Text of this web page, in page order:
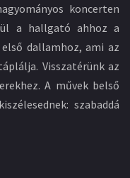
koncerten
a hallgató ahhoz a
dallamhoz, ami az
Visszatérünk az
A művek belső
szabaddá